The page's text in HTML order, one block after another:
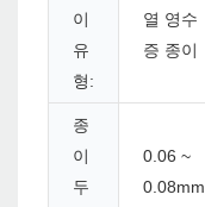
이
유
형:
열 영수
증 종이
종
이
두
0.06 ~
0.08mm